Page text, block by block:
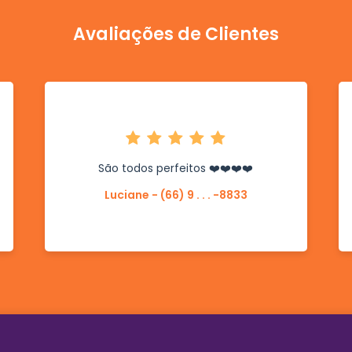
Avaliações de Clientes
São todos perfeitos ❤️❤️❤️❤️
Luciane - (66) 9 . . . -8833